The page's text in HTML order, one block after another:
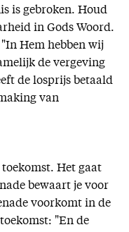
is gebroken. Houd
in Gods Woord.
Hem hebben wij
de vergeving
de losprijs betaald
van
Het gaat
bewaart je voor
voorkomt in de
"En de